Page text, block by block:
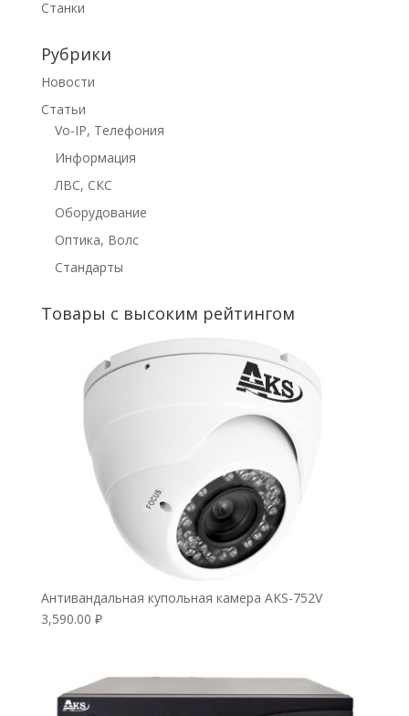
Станки
Рубрики
Новости
Статьи
Vo-IP, Телефония
Информация
ЛВС, СКС
Оборудование
Оптика, Волс
Стандарты
Товары с высоким рейтингом
Антивандальная купольная камера AKS-752V
3,590.00 ₽